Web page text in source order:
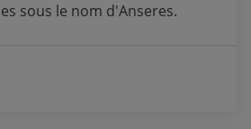
sous le nom d'Anseres.